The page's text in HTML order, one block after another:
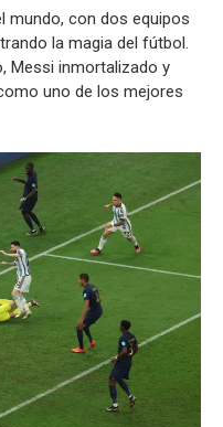
mundo, con dos equipos
la magia del fútbol.
Messi inmortalizado y
uno de los mejores